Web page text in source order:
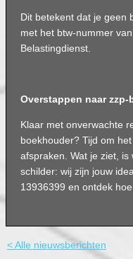
Dit betekent dat je geen
met het btw-nummer
Belastingdienst.
Overstappen naar
Klaar met onverwachte
boekhouder? Tijd om
afspraken. Wat je ziet,
schilder: wij zijn jouw
13936399 en ontdek
< Alle nieuwsberichten